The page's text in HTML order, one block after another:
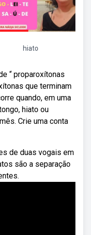
hiato
“ proparoxítonas
que terminam
quando, em uma
hiato ou
Crie uma conta
de duas vogais em
são a separação